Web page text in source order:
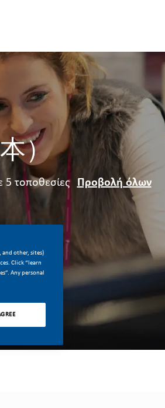
）
5 τοποθεσίες
Προβολή όλων
and other, sites)
Click “learn
Any personal